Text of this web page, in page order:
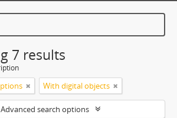
7 results
With digital objects
Advanced search options